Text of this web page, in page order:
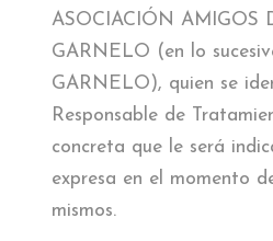
ASOCIACIÓN AMIGOS
GARNELO (en lo
GARNELO), quien se
Responsable de
concreta que le será
expresa en el momento
mismos.